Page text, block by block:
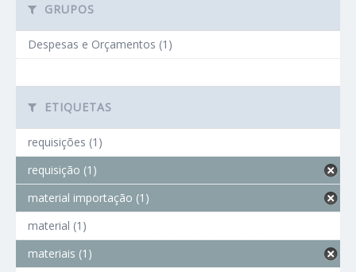
GRUPOS
Despesas e Orçamentos (1)
ETIQUETAS
requisições (1)
requisição (1)
material importação (1)
material (1)
materiais (1)